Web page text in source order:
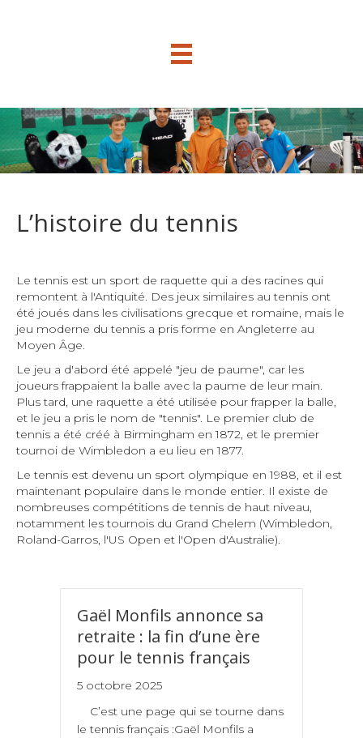
L’histoire du tennis
Le tennis est un sport de raquette qui a des racines qui
remontent à l'Antiquité. Des jeux similaires au tennis ont
été joués dans les civilisations grecque et romaine, mais le
jeu moderne du tennis a pris forme en Angleterre au
Moyen Âge.
Le jeu a d'abord été appelé "jeu de paume", car les
joueurs frappaient la balle avec la paume de leur main.
Plus tard, une raquette a été utilisée pour frapper la balle,
et le jeu a pris le nom de "tennis". Le premier club de
tennis a été créé à Birmingham en 1872, et le premier
tournoi de Wimbledon a eu lieu en 1877.
Le tennis est devenu un sport olympique en 1988, et il est
maintenant populaire dans le monde entier. Il existe de
nombreuses compétitions de tennis de haut niveau,
notamment les tournois du Grand Chelem (Wimbledon,
Roland-Garros, l'US Open et l'Open d'Australie).
Gaël Monfils annonce sa
retraite : la fin d’une ère
pour le tennis français
5 octobre 2025
C’est une page qui se tourne dans
le tennis français :Gaël Monfils a